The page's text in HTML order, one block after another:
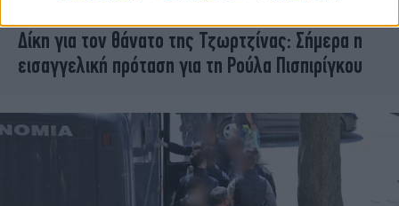
Δίκη για τον θάνατο της Τζωρτζίνας: Σήμερα η
εισαγγελική πρόταση για τη Ρούλα Πισπιρίγκου